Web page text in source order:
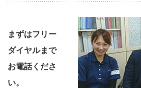
まずはフリー
ダイヤルまで
お電話くださ
い。